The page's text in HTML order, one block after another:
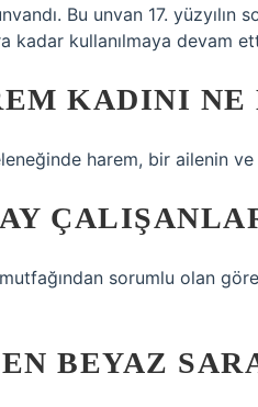
Bu unvan 17. yüzyılın
kadar kullanılmaya devam
KADINI NE
harem, bir ailenin ve
mutfağından sorumlu olan
BEYAZ